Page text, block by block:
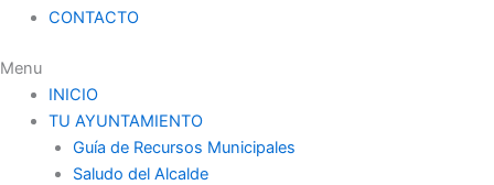
CONTACTO
Menu
INICIO
TU AYUNTAMIENTO
Guía de Recursos Municipales
Saludo del Alcalde